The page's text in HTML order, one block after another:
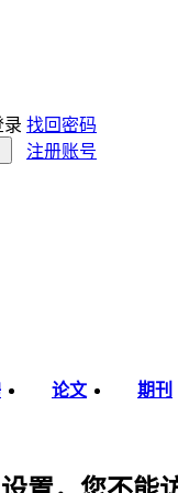
录 找回密码
注册账号
论文 期刊